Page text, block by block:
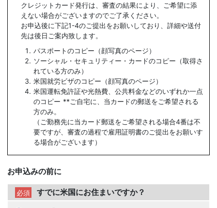
クレジットカード発行は、審査の結果により、ご希望に添
えない場合がございますのでご了承ください。
お申込後に下記1-4のご提出をお願いしており、詳細や送付
先は後日ご案内致します。
パスポートのコピー（顔写真のページ）
ソーシャル・セキュリティー・カードのコピー（取得さ
れている方のみ）
米国就労ビザのコピー（顔写真のページ）
米国運転免許証や光熱費、公共料金などのいずれか⼀点
のコピー **ご自宅に、当カードの郵送をご希望される
方のみ。
（ご勤務先に当カード郵送をご希望される場合4番は不
要ですが、審査の過程で雇用証明書のご提出をお願いす
る場合がございます）
お申込みの前に
必須 すでに米国にお住まいですか？